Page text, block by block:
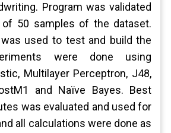
Program was validated
50 samples of the dataset.
was used to test and build the
were done using
Multilayer Perceptron, J48,
and Naïve Bayes. Best
was evaluated and used for
all calculations were done as